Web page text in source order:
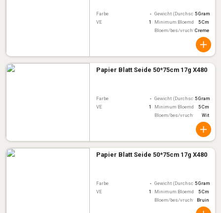
Farbe - Gewicht (Durchschnitt)
5 Gram
VE
1 Minimum Bloemdiameter
5 Cm
Bloem/bes/vruchtkleur
Creme
Papier Blatt Seide 50*75cm 17g X480
Farbe - Gewicht (Durchschnitt)
5 Gram
VE
1 Minimum Bloemdiameter
5 Cm
Bloem/bes/vruchtkleurWit
Papier Blatt Seide 50*75cm 17g X480
Farbe - Gewicht (Durchschnitt)
5 Gram
VE
1 Minimum Bloemdiameter
5 Cm
Bloem/bes/vruchtkleur
Bruin